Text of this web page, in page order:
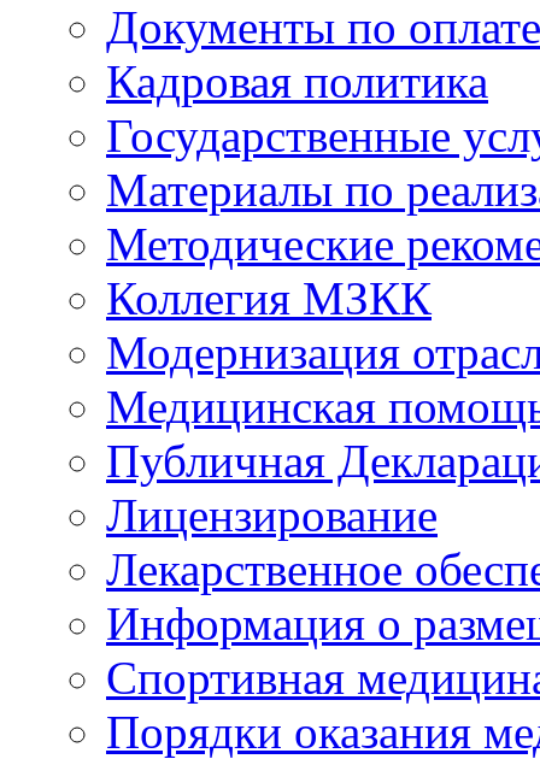
Документы по
Кадровая политика
Государственные
Материалы по
Методические
Коллегия МЗКК
Модернизация
Медицинская
Публичная
Лицензирование
Лекарственное
Информация о
Спортивная
Порядки оказания